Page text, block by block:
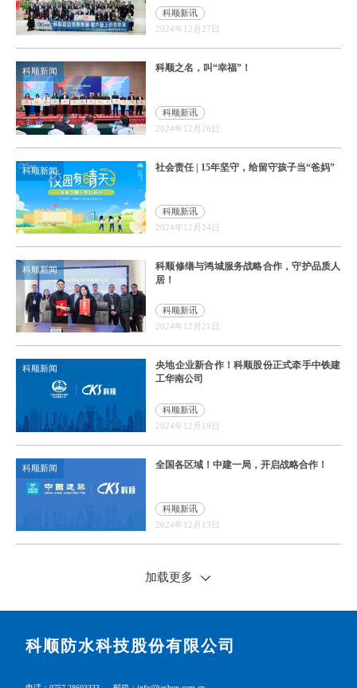
科顺新讯
2024年12月27日
科顺新闻 科顺之名，叫“幸福”！
科顺新讯
2024年12月26日
科顺新闻 社会责任 | 15年坚守，给留守孩子当“爸妈”
科顺新讯
2024年12月24日
科顺新闻
科顺修缮与鸿城服务战略合作，守护品质人
居！
科顺新讯
2024年12月21日
科顺新闻
央地企业新合作！科顺股份正式牵手中铁建
工华南公司
科顺新讯
2024年12月19日
科顺新闻 全国各区域！中建一局，开启战略合作！
科顺新讯
2024年12月13日
加载更多
科顺防水科技股份有限公司